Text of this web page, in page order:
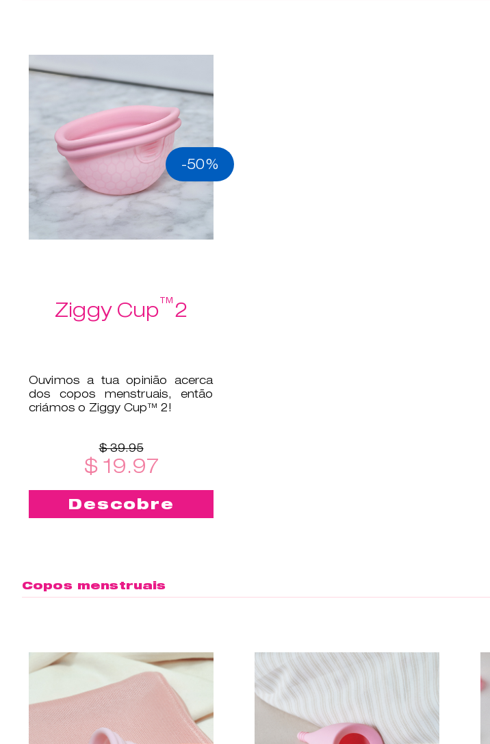
-50%
Ziggy Cup™2
Ouvimos a tua opinião acerca
dos copos menstruais, então
criámos o Ziggy Cup™ 2!
$ 39.95
$ 19.97
Descobre
Copos menstruais